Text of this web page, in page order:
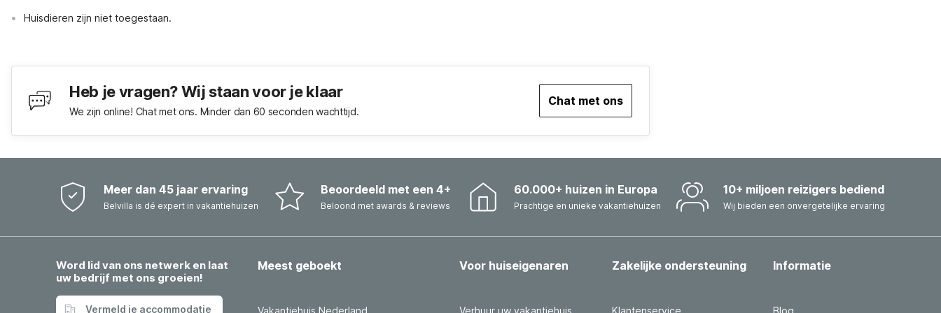
Huisdieren zijn niet toegestaan.
Heb je vragen? Wij staan voor je klaar
We zijn online! Chat met ons. Minder dan 60 seconden wachttijd.
Chat met ons
Meer dan 45 jaar ervaring
Belvilla is dé expert in vakantiehuizen
Beoordeeld met een 4+
Beloond met awards & reviews
60.000+ huizen in Europa
Prachtige en unieke vakantiehuizen
10+ miljoen reizigers bediend
Wij bieden een onvergetelijke ervaring
Word lid van ons netwerk en laat
uw bedrijf met ons groeien!
Vermeld je accommodatie
Meest geboekt
Vakantiehuis Nederland
Voor huiseigenaren
Verhuur uw vakantiehuis
Zakelijke ondersteuning
Klantenservice
Informatie
Blog